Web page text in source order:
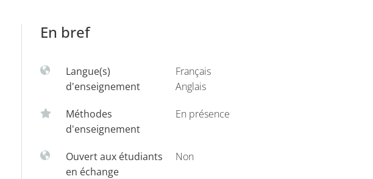
En bref
Langue(s)
d'enseignement
Français
Anglais
Méthodes
d'enseignement
En présence
Ouvert aux étudiants
en échange
Non